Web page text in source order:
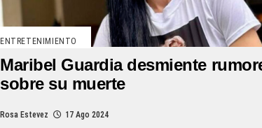
ENTRETENIMIENTO
Maribel Guardia desmiente
sobre su muerte
Rosa Estevez 17 Ago 2024